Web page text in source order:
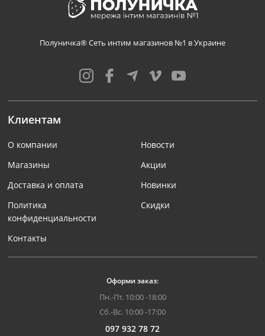
Полуничка® Сеть интим магазинов №1 в Украине
Клиентам
О компании
Магазины
Доставка и оплата
Политика
конфиденциальности
Контакты
Новости
Акции
Новинки
Скидки
Оформи заказ:
Пн.-Пт. 10:00 -18:00
Сб.-Вс. 10:00 -17:00
097 932 78 72